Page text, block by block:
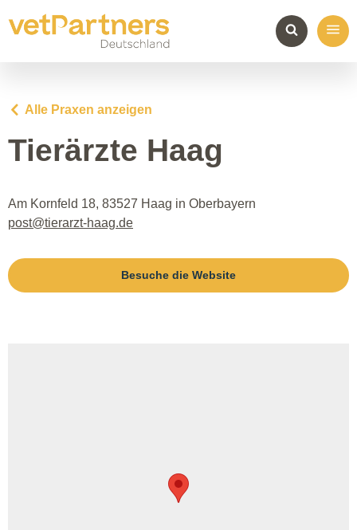
Alle Praxen anzeigen
Tierärzte Haag
Am Kornfeld 18, 83527 Haag in Oberbayern
post@tierarzt-haag.de
Besuche die Website